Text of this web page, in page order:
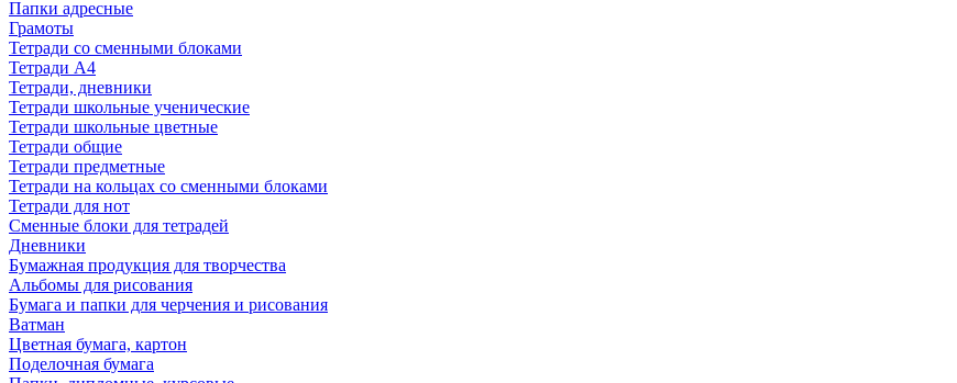
Папки адресные
Грамоты
Тетради со сменными блоками
Тетради А4
Тетради, дневники
Тетради школьные ученические
Тетради школьные цветные
Тетради общие
Тетради предметные
Тетради на кольцах со сменными блоками
Тетради для нот
Сменные блоки для тетрадей
Дневники
Бумажная продукция для творчества
Альбомы для рисования
Бумага и папки для черчения и рисования
Ватман
Цветная бумага, картон
Поделочная бумага